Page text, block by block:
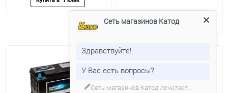
избранное
Сеть магазинов Катод
Здравствуйте!
У Вас есть вопросы?
Сеть магазинов Катод печатает...